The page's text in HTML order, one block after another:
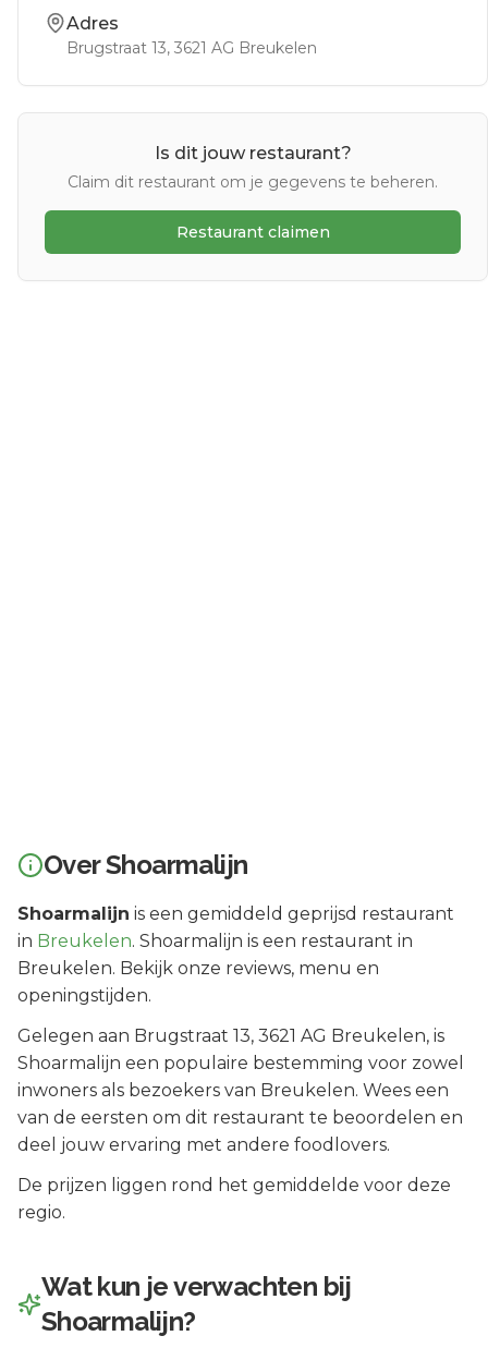
Adres
Brugstraat 13, 3621 AG Breukelen
Is dit jouw restaurant?
Claim dit restaurant om je gegevens te beheren.
Restaurant claimen
OverShoarmalijn
Shoarmalijn is een gemiddeld geprijsd restaurant
in Breukelen. Shoarmalijn is een restaurant in
Breukelen. Bekijk onze reviews, menu en
openingstijden.
Gelegen aan Brugstraat 13, 3621 AG Breukelen, is
Shoarmalijn een populaire bestemming voor zowel
inwoners als bezoekers van Breukelen. Wees een
van de eersten om dit restaurant te beoordelen en
deel jouw ervaring met andere foodlovers.
De prijzen liggen rond het gemiddelde voor deze
regio.
Wat kun je verwachten bij
Shoarmalijn?